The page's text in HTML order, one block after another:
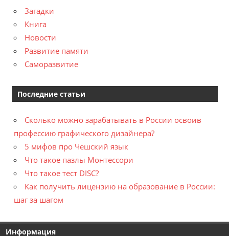
Загадки
Книга
Новости
Развитие памяти
Саморазвитие
Последние статьи
Сколько можно зарабатывать в России освоив
профессию графического дизайнера?
5 мифов про Чешский язык
Что такое пазлы Монтессори
Что такое тест DISC?
Как получить лицензию на образование в России:
шаг за шагом
Информация